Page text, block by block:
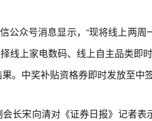
众号消息显示，“现将线上两周
线上家电数码、线上自主品类即
。中奖补贴资格券即时发放至中
宋向清对《证券日报》记者表